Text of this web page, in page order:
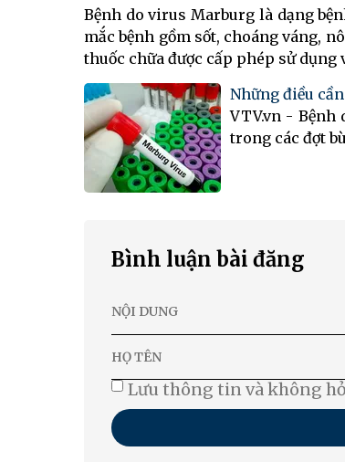
Bệnh do virus Marburg là dạng
mắc bệnh gồm sốt, choáng váng,
thuốc chữa được cấp phép sử dụng
Những điều
VTV.vn - Bệnh
trong các đợt
Bình luận bài đăng
Lưu thông tin và không